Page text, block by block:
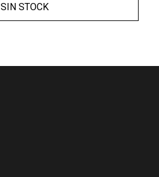
SIN STOCK